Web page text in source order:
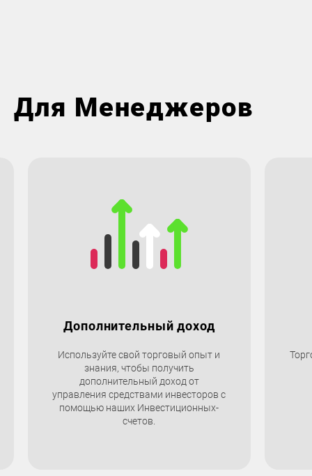
Для Менеджеров
Дополнительный доход
Используйте свой торговый опыт и
знания, чтобы получить
дополнительный доход от
управления средствами инвесторов с
помощью наших Инвестиционных-
счетов.